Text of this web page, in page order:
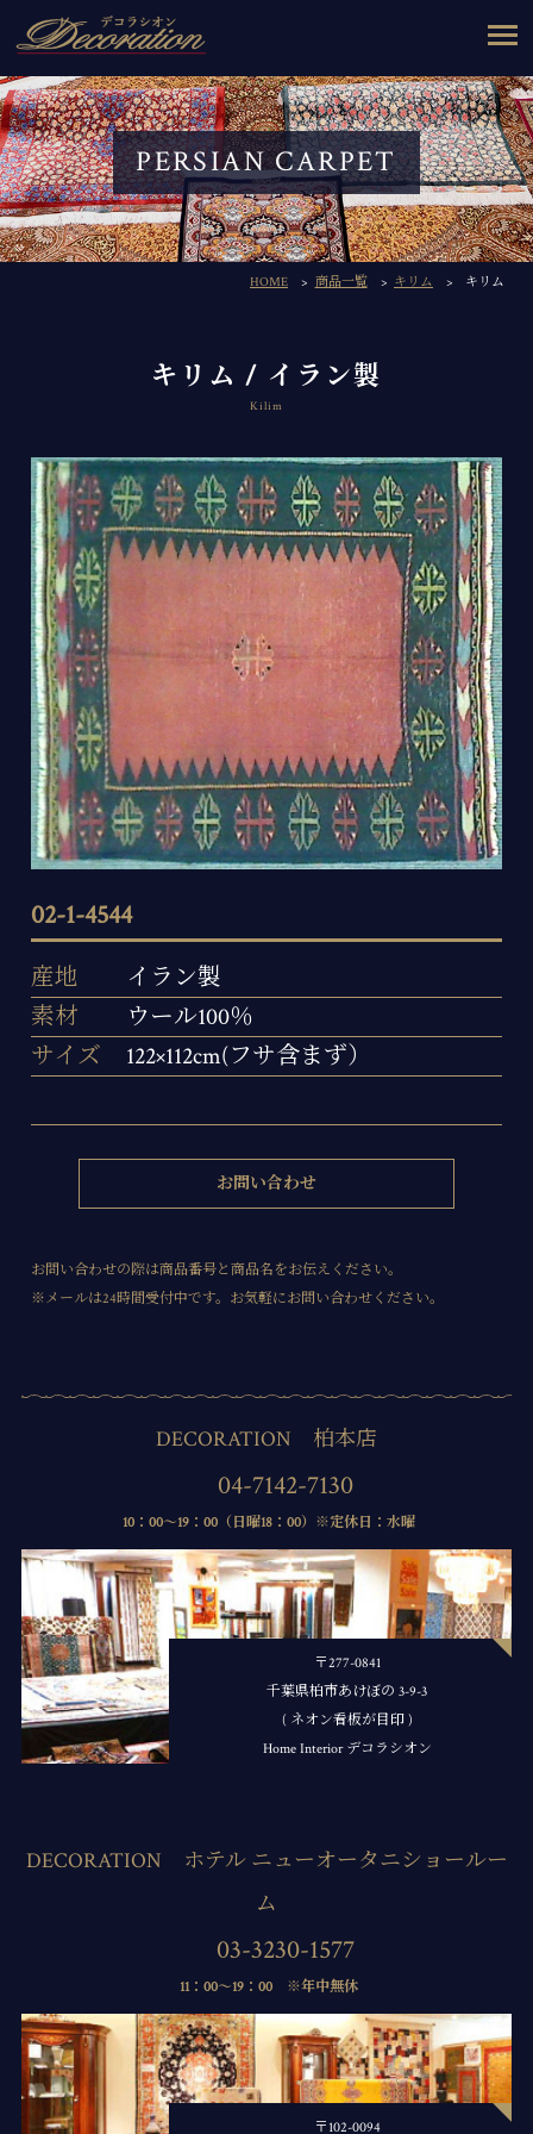
PERSIAN CARPET
HOME 商品一覧 キリム キリム
キリム / イラン製
Kilim
02-1-4544
産地
イラン製
素材
ウール100％
サイズ
122×112cm(フサ含まず）
お問い合わせ
お問い合わせの際は商品番号と商品名をお伝えください。
※メールは24時間受付中です。お気軽にお問い合わせください。
DECORATION 柏本店
04-7142-7130
10：00～19：00（日曜18：00）※定休日：水曜
〒277-0841
千葉県柏市あけぼの 3-9-3
( ネオン看板が目印 )
Home Interior デコラシオン
DECORATION ホテル ニューオータニショールー
ム
03-3230-1577
11：00～19：00 ※年中無休
〒102-0094